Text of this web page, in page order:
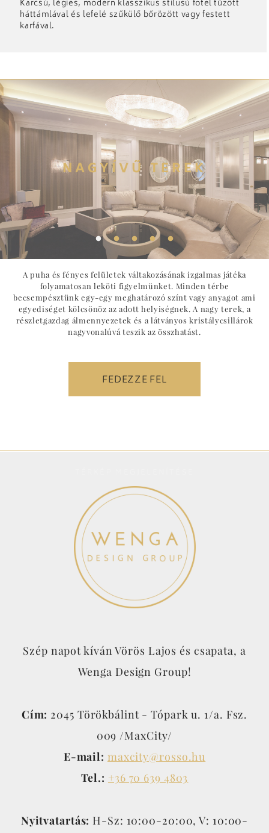
Karcsú, légies, modern klasszikus stílusú fotel tűzött
háttámlával és lefelé szűkülő bőrözött vagy festett
karfával.
NAGYÍVŰ TEREK
A puha és fényes felületek váltakozásának izgalmas játéka
folyamatosan leköti figyelmünket. Minden térbe
becsempésztünk egy-egy meghatározó színt vagy anyagot ami
egyediséget kölcsönöz az adott helyiségnek. A nagy terek, a
részletgazdag álmennyezetek és a látványos kristálycsillárok
nagyvonalúvá teszik az összhatást.
FEDEZZE FEL
Szép napot kíván Vörös Lajos és csapata, a
Wenga Design Group!
Cím: 2045 Törökbálint - Tópark u. 1/a. Fsz.
009 /MaxCity/
E-mail: maxcity@rosso.hu
Tel.: +36 70 639 4803
Nyitvatartás: H-Sz: 10:00-20:00, V: 10:00-